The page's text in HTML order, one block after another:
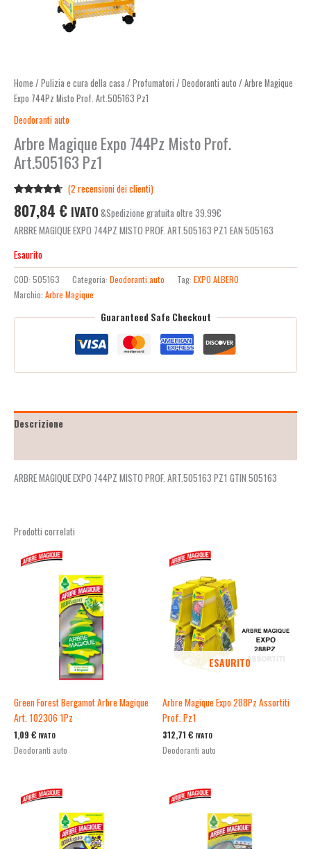
Home / Pulizia e cura della casa / Profumatori / Deodoranti auto / Arbre Magique
Expo 744Pz Misto Prof. Art.505163 Pz1
Deodoranti auto
Arbre Magique Expo 744Pz Misto Prof.
Art.505163 Pz1
4.50 su 5
su base
di
(2 recensioni dei clienti)
807,84 € IVATO &Spedizione gratuita oltre 39.99€
ARBRE MAGIQUE EXPO 744PZ MISTO PROF. ART.505163 PZ1 EAN 505163
Esaurito
COD: 505163 Categoria: Deodoranti auto Tag: EXPO ALBERO
Marchio: Arbre Magique
Guaranteed Safe Checkout
Descrizione
ARBRE MAGIQUE EXPO 744PZ MISTO PROF. ART.505163 PZ1 GTIN 505163
Prodotti correlati
Green Forest Bergamot Arbre Magique
Art. 102306 1Pz
1,09 € IVATO
Deodoranti auto
ESAURITO
Arbre Magique Expo 288Pz Assortiti
Prof. Pz1
312,71 € IVATO
Deodoranti auto